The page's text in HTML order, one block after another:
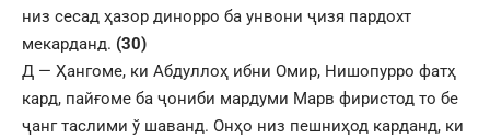
низ сесад ҳазор динорро ба унвони ҷизя пардохт
мекарданд. (30)
Д — Ҳангоме, ки Абдуллоҳ ибни Омир, Нишопурро фатҳ
кард, пайғоме ба ҷониби мардуми Марв фиристод то бе
ҷанг таслими ў шаванд. Онҳо низ пешниҳод карданд, ки